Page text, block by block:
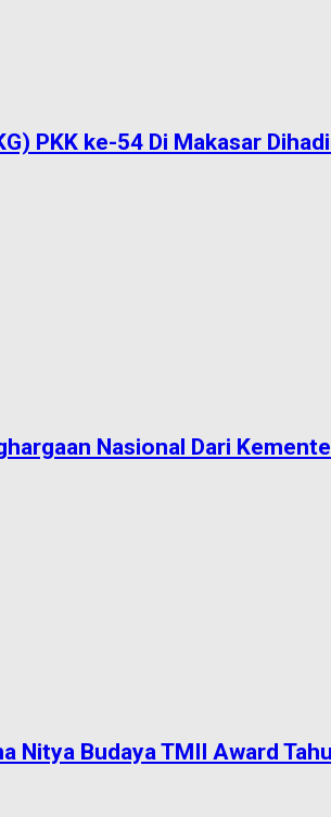
PKK ke-54 Di Makasar
Nasional Dari
Nitya Budaya TMII Award